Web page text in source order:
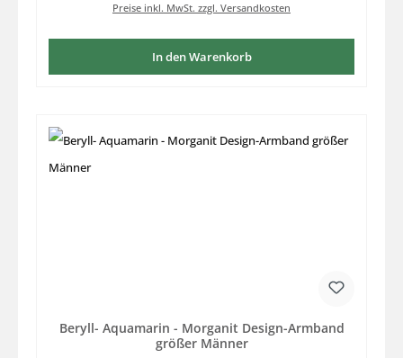
Preise inkl. MwSt. zzgl. Versandkosten
In den Warenkorb
Beryll- Aquamarin - Morganit Design-Armband
größer Männer